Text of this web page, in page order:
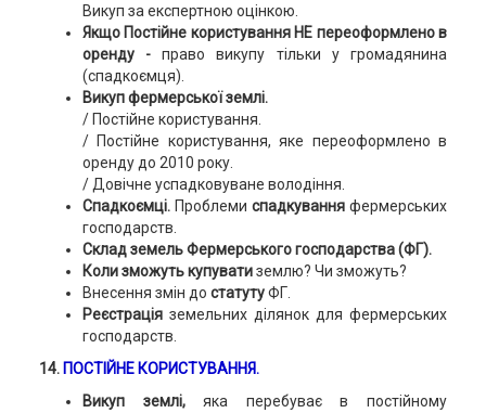
Викуп за експертною оцінкою.
Якщо Постійне користування НЕ переоформлено в
оренду - право викупу тільки у громадянина
(спадкоємця).
Викуп фермерської землі.
/ Постійне користування.
/ Постійне користування, яке переоформлено в
оренду до 2010 року.
/ Довічне успадковуване володіння.
Спадкоємці. Проблемиспадкуванняфермерських
господарств.
Склад земель Фермерського господарства (ФГ).
Коли зможуть купуватиземлю? Чи зможуть?
Внесення змін до статутуФГ.
Реєстрація земельних ділянок для фермерських
господарств.
14.ПОСТІЙНЕ КОРИСТУВАННЯ.
Викуп землі,яка перебуває в постійному